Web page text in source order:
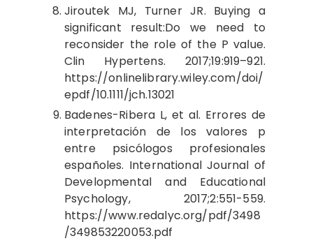
Jiroutek MJ, Turner JR. Buying a
significant result:Do we need to
reconsider the role of the P value.
Clin Hypertens. 2017;19:919–921.
https://onlinelibrary.wiley.com/doi/
epdf/10.1111/jch.13021
Badenes-Ribera L, et al. Errores de
interpretación de los valores p
entre psicólogos profesionales
españoles. International Journal of
Developmental and Educational
Psychology, 2017;2:551-559.
https://www.redalyc.org/pdf/3498
/349853220053.pdf